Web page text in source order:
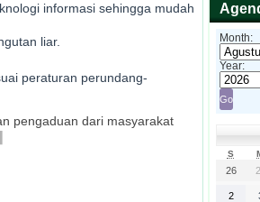
informasi sehingga mudah
liar.
peraturan perundang-
pengaduan dari masyarakat
Month:
Year:
S
26
2